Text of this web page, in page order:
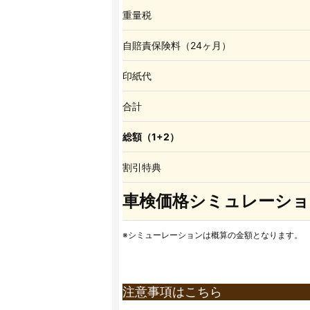
重量税
自賠責保険料（24ヶ月）
印紙代
合計
総額（1+2）
割引特典
車検価格シミュレーシ
※シミューレーションは概算の金額となります。
注意事項はこちら